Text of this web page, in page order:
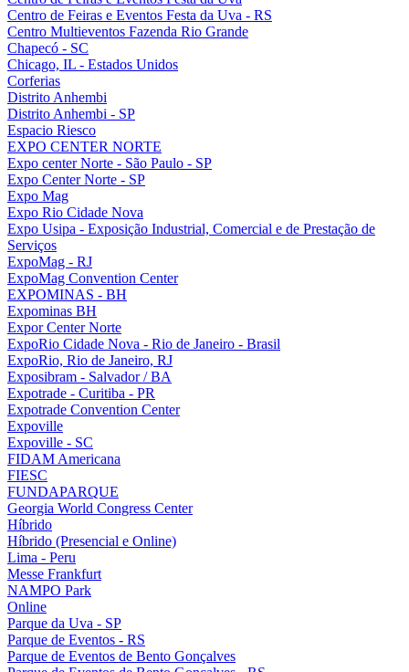
Centro de Feiras e Eventos Festa da Uva - RS
Centro Multieventos Fazenda Rio Grande
Chapecó - SC
Chicago, IL - Estados Unidos
Corferias
Distrito Anhembi
Distrito Anhembi - SP
Espacio Riesco
EXPO CENTER NORTE
Expo center Norte - São Paulo - SP
Expo Center Norte - SP
Expo Mag
Expo Rio Cidade Nova
Expo Usipa - Exposição Industrial, Comercial e de Prestação de
Serviços
ExpoMag - RJ
ExpoMag Convention Center
EXPOMINAS - BH
Expominas BH
Expor Center Norte
ExpoRio Cidade Nova - Rio de Janeiro - Brasil
ExpoRio, Rio de Janeiro, RJ
Exposibram - Salvador / BA
Expotrade - Curitiba - PR
Expotrade Convention Center
Expoville
Expoville - SC
FIDAM Americana
FIESC
FUNDAPARQUE
Georgia World Congress Center
Híbrido
Híbrido (Presencial e Online)
Lima - Peru
Messe Frankfurt
NAMPO Park
Online
Parque da Uva - SP
Parque de Eventos - RS
Parque de Eventos de Bento Gonçalves